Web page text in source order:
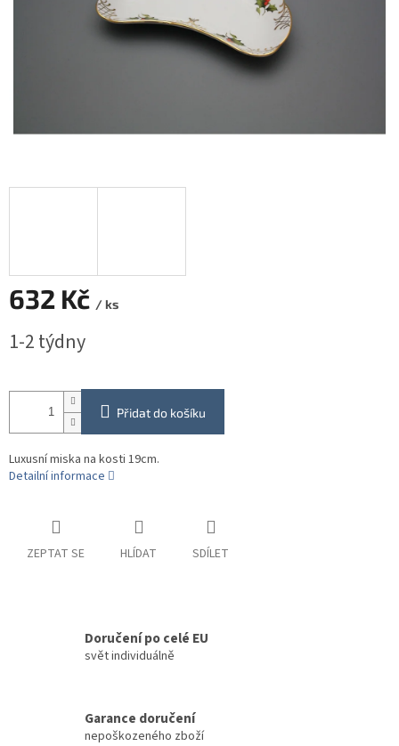
632 Kč / ks
cena:
1-2 týdny
Přidat do košíku
Luxusní miska na kosti 19cm.
Detailní informace
ZEPTAT SE HLÍDAT SDÍLET
Doručení po celé EU
svět individuálně
Garance doručení
nepoškozeného zboží